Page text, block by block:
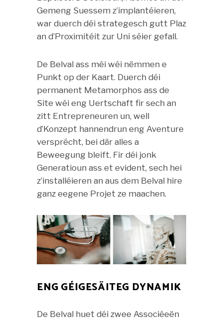
Gemeng Suessem z’implantéieren,
war duerch déi strategesch gutt Plaz
an d’Proximitéit zur Uni séier gefall.
De Belval ass méi wéi nëmmen e
Punkt op der Kaart. Duerch déi
permanent Metamorphos ass de
Site wéi eng Uertschaft fir sech an
zitt Entrepreneuren un, well
d’Konzept hannendrun eng Aventure
versprécht, bei där alles a
Beweegung bleift. Fir déi jonk
Generatioun ass et evident, sech hei
z’installéieren an aus dem Belval hire
ganz eegene Projet ze maachen.
ENG GÉIGESÄITEG DYNAMIK
De Belval huet déi zwee Associéeën